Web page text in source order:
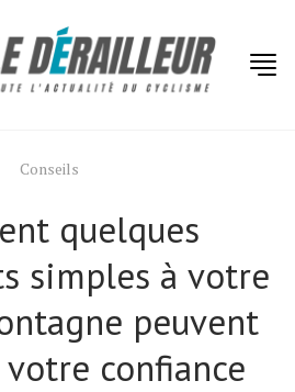
Conseils
quelques
simples à votre
peuvent
confiance